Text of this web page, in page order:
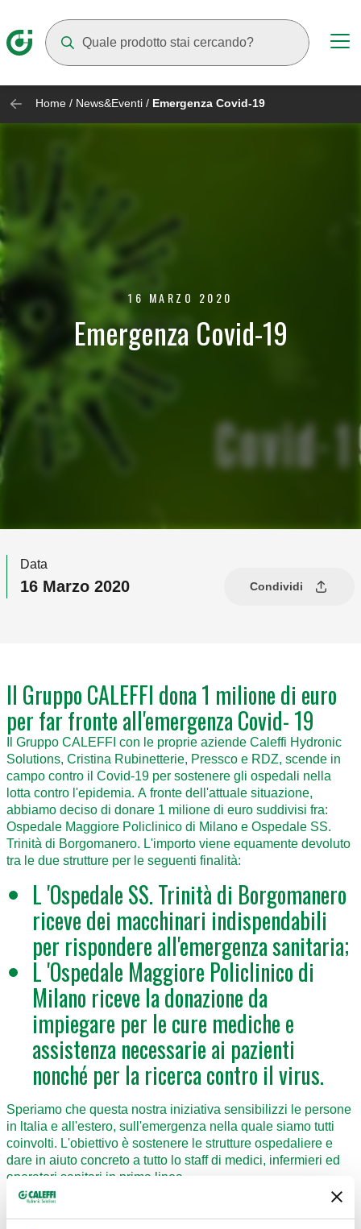
Home / News&Eventi / Emergenza Covid-19
16 MARZO 2020
Emergenza Covid-19
Data
16 Marzo 2020 Condividi
Il Gruppo CALEFFI dona 1 milione di euro
per far fronte all'emergenza Covid- 19
Il Gruppo CALEFFI con lе proprie aziende Caleffi Hydronic
Solutions, Cristina Rubinetterie, Pressco е RDZ, scende in
campo contro il Covid-19 per sostenere gli ospedali nella
lotta contro l'epidemia. А fronte dell'attuale situazione,
abbiamo deciso di donare 1 milione di euro suddivisi fra:
Ospedale Maggiore Policlinico di Milano е Ospedale SS.
Trinità di Borgomanero. L'importo viene equamente devoluto
tra lе due strutture per le seguenti finalità:
L 'Ospedale SS. Trinità di Borgomanero
riceve dei macchinari indispendabili
per rispondere аll'emergenza sanitaria;
L 'Ospedale Maggiore Policlinico di
Milano riceve lа donazione da
impiegare per le cure mediche е
assistenza necessarie ai pazienti
nonché per lа ricerca contro il virus.
Speriamo che questa nostra iniziativa sensibilizzi lе persone
in ltalia е all'estero, sull'emergenza nella quale siamo tutti
coinvolti. L'obiettivo è sostenere lе strutture ospedaliere е
dare in aiuto concreto а tutto lо staff di medici, infermieri ed
operatori sanitari in prima linea.
DONA PER LA LOTTA AL CORONAVIRUS / COVID-19